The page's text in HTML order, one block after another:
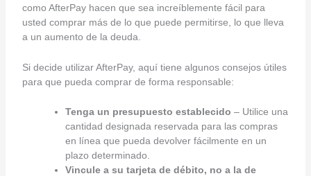
como AfterPay hacen que sea increíblemente fácil para
usted comprar más de lo que puede permitirse, lo que lleva
a un aumento de la deuda.
Si decide utilizar AfterPay, aquí tiene algunos consejos útiles
para que pueda comprar de forma responsable:
Tenga un presupuesto establecido – Utilice una
cantidad designada reservada para las compras
en línea que pueda devolver fácilmente en un
plazo determinado.
Vincule a su tarjeta de débito, no a la de